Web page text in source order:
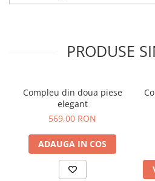
PRODUSE
Compleu din doua piese
elegant
569,00 RON
ADAUGA IN COS